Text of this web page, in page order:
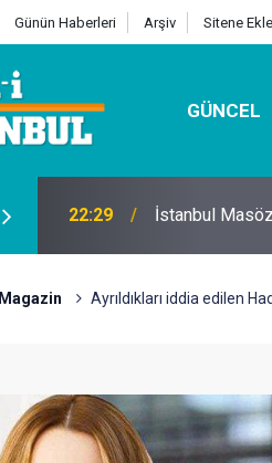
Günün Haberleri Arşiv Sitene Ekle
GÜNCEL
07:32 Kutu Sihirbazı
Magazin Ayrıldıkları iddia edilen